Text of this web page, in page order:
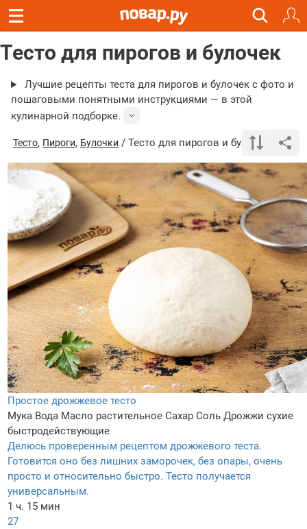
Тесто для пирогов и булочек
Лучшие рецепты теста для пирогов и булочек с фото и
пошаговыми понятными инструкциями — в этой
кулинарной подборке.
Тесто, Пироги, Булочки / Тесто для пирогов и булочек
Простое дрожжевое тесто
Мука Вода Масло растительное Сахар Соль Дрожжи сухие
быстродействующие
Делюсь проверенным рецептом дрожжевого теста.
Готовится оно без лишних заморочек, без опары, очень
просто и относительно быстро. Тесто получается
универсальным.
1 ч. 15 мин
27